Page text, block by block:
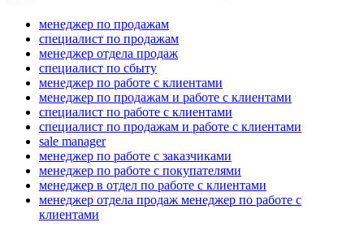
менеджер по продажам
специалист по продажам
менеджер отдела продаж
специалист по сбыту
менеджер по работе с клиентами
менеджер по продажам и работе с клиентами
специалист по работе с клиентами
специалист по продажам и работе с клиентами
sale manager
менеджер по работе с заказчиками
менеджер по работе с покупателями
менеджер в отдел по работе с клиентами
менеджер отдела продаж менеджер по работе с
клиентами